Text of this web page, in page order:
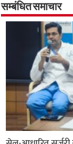
o
o
A
p
p
r
सम्बंधित समाचार